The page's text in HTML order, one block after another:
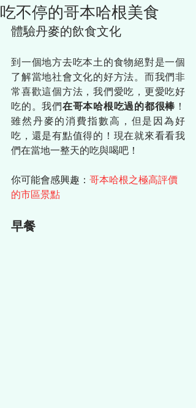
吃不停的哥本哈根美食
體驗丹麥的飲食文化
到一個地方去吃本土的食物絕對是一個
了解當地社會文化的好方法。而我們非
常喜歡這個方法，我們愛吃，更愛吃好
吃的。我們在哥本哈根吃過的都很棒 ！
雖然丹麥的消費指數高，但是因為好
吃，還是有點值得的！現在就來看看我
們在當地一整天的吃與喝吧！
你可能會感興趣： 哥本哈根之極高評價
的市區景點
早餐